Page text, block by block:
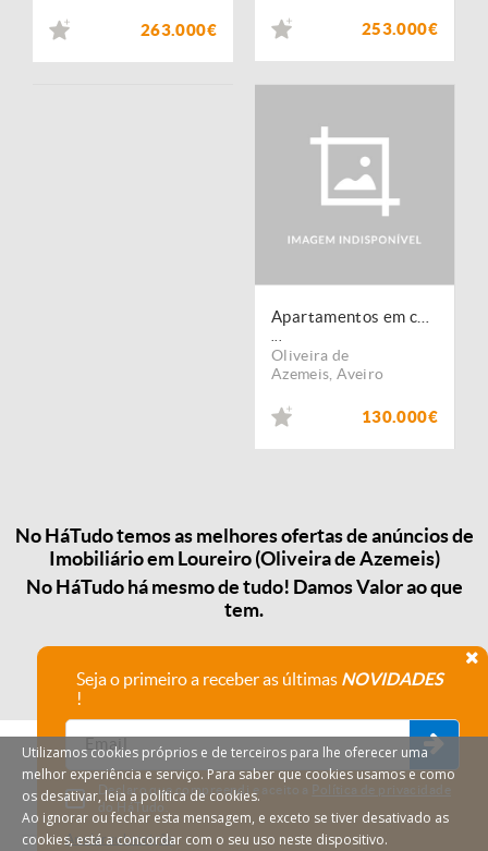
263.000€ 253.000€
Oliveira de
Azemeis ,Aveiro
130.000€
No HáTudo temos as melhores ofertas de anúncios de
Imobiliário em Loureiro (Oliveira de Azemeis)
No HáTudo há mesmo de tudo! Damos Valor ao que
tem.
Seja o primeiro a receber as últimas NOVIDADES
!
Declaro que compreendi e aceito a Política de privacidade
do HáTudo.
Anular subscrição
Utilizamos cookies próprios e de terceiros para lhe oferecer uma
melhor experiência e serviço. Para saber que cookies usamos e como
os desativar, leia a política de cookies.
Ao ignorar ou fechar esta mensagem, e exceto se tiver desativado as
cookies, está a concordar com o seu uso neste dispositivo.